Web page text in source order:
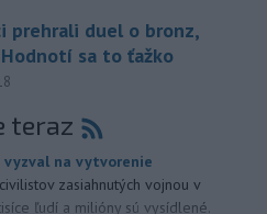
prehrali duel o bronz,
sa to ťažko
teraz
vyzval na vytvorenie
zasiahnutých vojnou v
ľudí a milióny sú vysídlené.